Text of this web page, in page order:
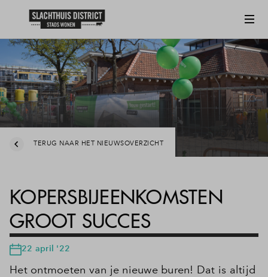
TERUG NAAR HET NIEUWSOVERZICHT
KOPERSBIJEENKOMSTEN
GROOT SUCCES
22 april '22
Het ontmoeten van je nieuwe buren! Dat is altijd